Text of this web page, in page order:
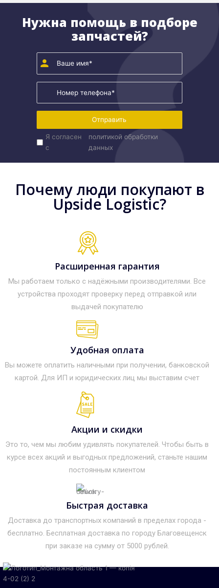
Нужна помощь в подборе
запчастей?
Отправить
Я согласен
с
политикой обработки
данных
Почему люди покупают в
Upside Logistic?
Расширенная гарантия
Мы работаем только с надёжными производителями. Все
устройства проходят проверку перед отправкой или
выдачей покупателю
Удобная оплата
Вы можете оплатить наличными при получении, банковской
картой. Для ИП и юридических лиц мы выставим счет
Акции и скидки
Это то, чем мы любим удивлять покупателей. Чтобы быть в
курсе всех акций и выгодных предложений, станьте нашим
постоянным клиентом
Быстрая доставка
Доставка до транспортных компаний в пределах города -
бесплатно. Бесплатная доставка по городу Благовещенск
при заказе на сумму от 5000 рублей.